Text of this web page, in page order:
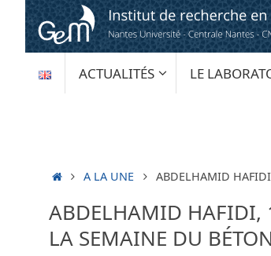
Passer
contenu
AU
CONTENU
ACTUALITÉS LE
ACCUEIL
A LA UNE ABDELHAMID
ABDELHAMID HAFIDI,
LA SEMAINE DU